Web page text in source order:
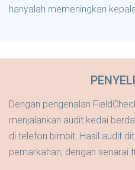
hanyalah memeningkan
Dengan pengenalan
menjalankan audit kedai
di telefon bimbit. Hasil audit
pemarkahan, dengan senarai